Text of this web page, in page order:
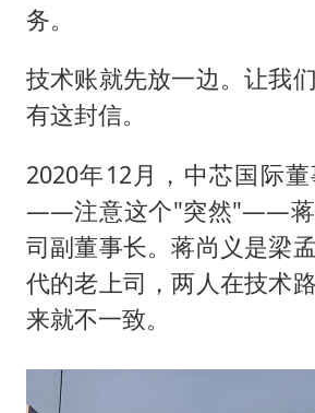
务。
技术账就先放一边。让我
有这封信。
2020年12月，中芯国际
——注意这个"突然"——蒋
司副董事长。蒋尚义是梁
代的老上司，两人在技术
来就不一致。